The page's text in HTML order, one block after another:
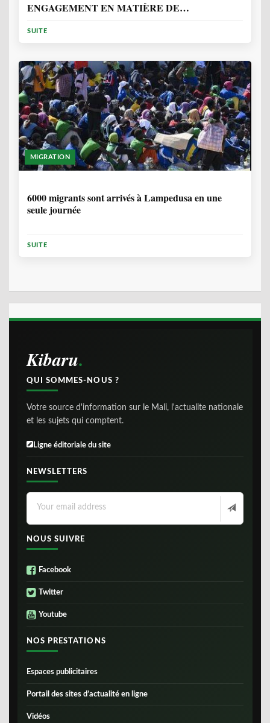
ENGAGEMENT EN MATIÈRE DE
SUITE
MIGRATION
6000 migrants sont arrivés à Lampedusa en une
seule journée
SUITE
Kibaru
QUI SOMMES-NOUS ?
Votre source d'information sur le Mali, l'actualite nationale
et les sujets qui comptent.
Ligne éditoriale du site
NEWSLETTERS
NOUS SUIVRE
Facebook
Twitter
Youtube
NOS PRESTATIONS
Espaces publicitaires
Portail des sites d’actualité en ligne
Vidéos